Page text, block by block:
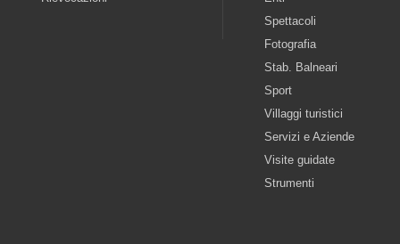
Spettacoli
Fotografia
Stab. Balneari
Sport
Villaggi turistici
Servizi e Aziende
Visite guidate
Strumenti